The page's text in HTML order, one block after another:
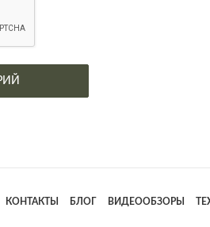
КОНТАКТЫ БЛОГ ВИДЕООБЗОРЫ